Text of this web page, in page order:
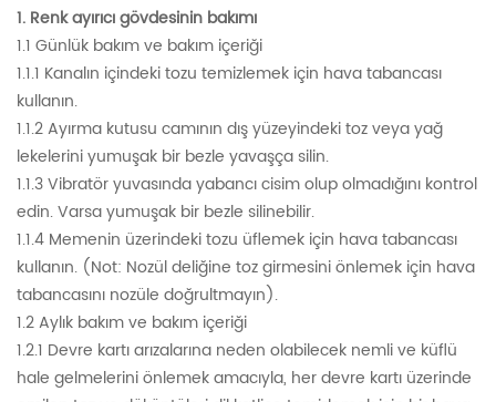
1. Renk ayırıcı gövdesinin bakımı
1.1 Günlük bakım ve bakım içeriği
1.1.1 Kanalın içindeki tozu temizlemek için hava tabancası
kullanın.
1.1.2 Ayırma kutusu camının dış yüzeyindeki toz veya yağ
lekelerini yumuşak bir bezle yavaşça silin.
1.1.3 Vibratör yuvasında yabancı cisim olup olmadığını kontrol
edin. Varsa yumuşak bir bezle silinebilir.
1.1.4 Memenin üzerindeki tozu üflemek için hava tabancası
kullanın. (Not: Nozül deliğine toz girmesini önlemek için hava
tabancasını nozüle doğrultmayın).
1.2 Aylık bakım ve bakım içeriği
1.2.1 Devre kartı arızalarına neden olabilecek nemli ve küflü
hale gelmelerini önlemek amacıyla, her devre kartı üzerinde